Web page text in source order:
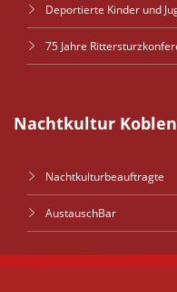
Deportierte Kinder und
75 Jahre
Nachtkultur
Nachtkulturbeauftragte
AustauschBar